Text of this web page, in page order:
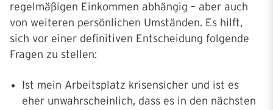
regelmäßigen Einkommen abhängig – aber auch
von weiteren persönlichen Umständen. Es hilft,
sich vor einer definitiven Entscheidung folgende
Fragen zu stellen:
Ist mein Arbeitsplatz krisensicher und ist es
eher unwahrscheinlich, dass es in den nächsten